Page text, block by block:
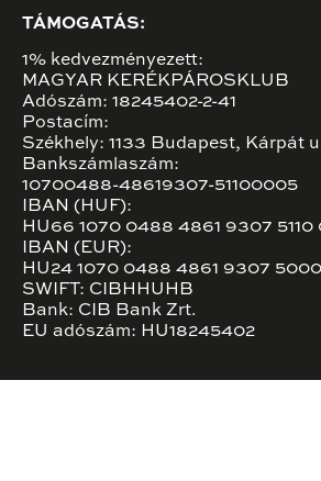
TÁMOGATÁS:
1% kedvezményezett:
MAGYAR KERÉKPÁROSKLUB
Adószám: 18245402-2-41
Postacím:
Székhely: 1133 Budapest, Kárpát
Bankszámlaszám:
10700488-48619307-51100005
IBAN (HUF):
HU66 1070 0488 4861 9307 5110
IBAN (EUR):
HU24 1070 0488 4861 9307
SWIFT: CIBHHUHB
Bank: CIB Bank Zrt.
EU adószám: HU18245402